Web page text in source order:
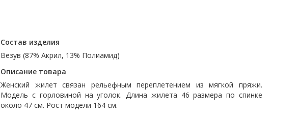
Состав изделия
Везув (87% Акрил, 13% Полиамид)
Описание товара
Женский жилет связан рельефным переплетением из мягкой пряжи.
Модель с горловиной на уголок. Длина жилета 46 размера по спинке
около 47 см. Рост модели 164 см.